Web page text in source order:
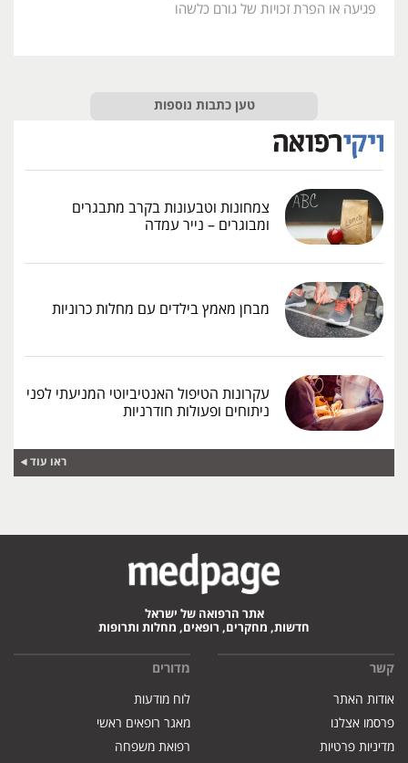
פגיעה או הפרת זכויות של גורם כלשהו
טען כתבות נוספות
צמחונות וטבעונות בקרב מתבגרים
ומבוגרים – נייר עמדה
מבחן מאמץ בילדים עם מחלות כרוניות
עקרונות הטיפול האנטיביוטי המניעתי לפני
ניתוחים ופעולות חודרניות
ראו עוד
אתר הרפואה של ישראל
חדשות, מחקרים, רופאים, מחלות ותרופות
קשר
אודות האתר
פרסמו אצלנו
מדיניות פרטיות
מדורים
לוח מודעות
מאגר רופאים ראשי
רפואת משפחה